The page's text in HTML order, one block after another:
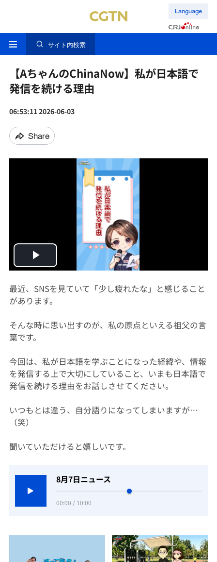
Language
サイト内検索
【AちゃんのChinaNow】私が日本語で
発信を続ける理由
06:53:11 2026-06-03
Share
Play
Video
最近、SNSを見ていて「少し疲れたな」と感じること
があります。
そんな時に思い出すのが、私の原点といえる祖父の言
葉です。
今回は、私が日本語を学ぶことになった経緯や、情報
を発信する上で大切にしていること、いまも日本語で
発信を続ける理由をお話しさせてください。
いつもとは違う、自分語りになってしまいますが…
（笑）
聞いていただけると嬉しいです。
8月7日ニュース
00:00 / 10:00